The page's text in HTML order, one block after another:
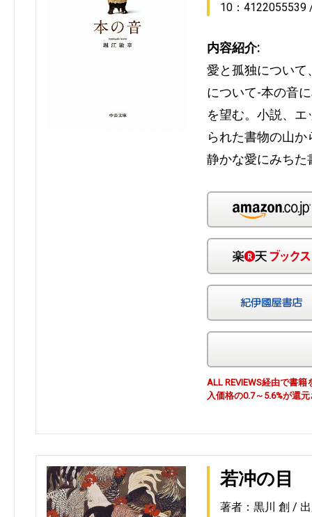
10：4122055539
内容紹介:
愛と孤独について
について-本の音
を望む。小説、
られた書物の山
静かな愛にみちた
ALL REVIEWS経由で書
入価格の0.7～5.6%が還
若冲の目
著者：黒川 創